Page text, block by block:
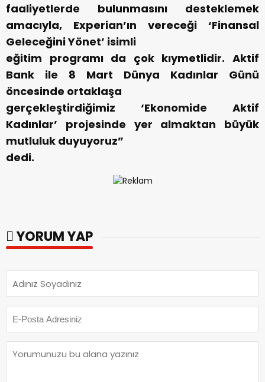
faaliyetlerde bulunmasını desteklemek
amacıyla, Experian’ın vereceği ‘Finansal
Geleceğini Yönet’ isimli
eğitim programı da çok kıymetlidir. Aktif
Bank ile 8 Mart Dünya Kadınlar Günü
öncesinde ortaklaşa
gerçekleştirdiğimiz ‘Ekonomide Aktif
Kadınlar’ projesinde yer almaktan büyük
mutluluk duyuyoruz”
dedi.
YORUM YAP